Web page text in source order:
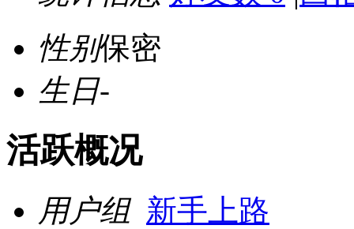
性别保密
生日-
活跃概况
用户组 新手上路